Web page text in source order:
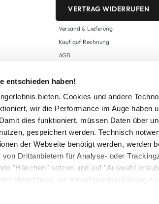
entschieden haben!
bieten. Cookies und andere
wir die Performance im Auge haben
dies funktioniert, müssen Daten über
gespeichert werden. Technisch
der Webseite benötigt werden, werden
Drittanbietern für Analyse- oder
"Häkchen" setzen und auf "Auswahl
Möglichkeit, die Einwilligungserklärung
VERTRAG WIDERRUFEN
Versand & Lieferung
Kauf auf Rechnung
AGB
Zahlungsarten
Datenschutz
AWG CARD Teilnahmebedingungen